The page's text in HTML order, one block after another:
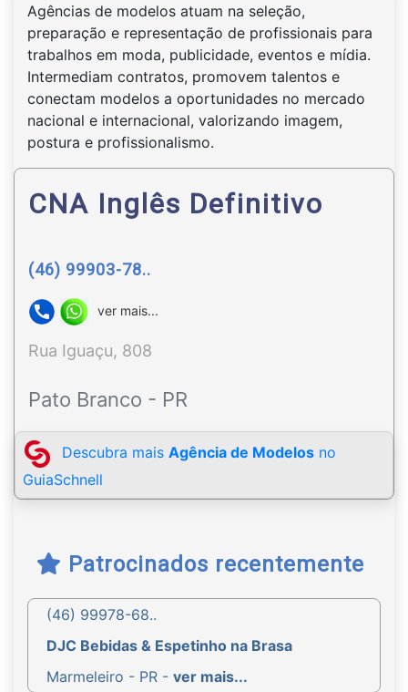
Agências de modelos atuam na seleção,
preparação e representação de profissionais para
trabalhos em moda, publicidade, eventos e mídia.
Intermediam contratos, promovem talentos e
conectam modelos a oportunidades no mercado
nacional e internacional, valorizando imagem,
postura e profissionalismo.
CNA Inglês Definitivo
(46) 99903-78..
ver mais...
Rua Iguaçu, 808
Pato Branco - PR
Descubra mais Agência de Modelos no
GuiaSchnell
Patrocinados recentemente
(46) 99978-68..
DJC Bebidas & Espetinho na Brasa
Marmeleiro - PR - ver mais...